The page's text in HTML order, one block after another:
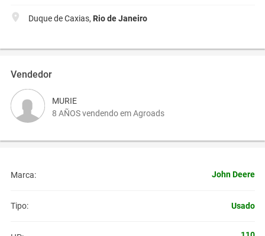
Duque de Caxias, Rio de Janeiro
Vendedor
MURIE
8 AÑOS vendendo em Agroads
Marca: John Deere
Tipo: Usado